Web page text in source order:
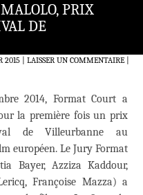
PRIX
DE
2015 LAISSER UN COMMENTAIRE|
2014, Format Court a
la première fois un prix
de Villeurbanne au
européen. Le Jury Format
Bayer, Azziza Kaddour,
Françoise Mazza) a